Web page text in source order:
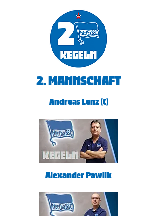
​2. Mannschaft
Andreas Lenz (C)
Alexander Pawlik